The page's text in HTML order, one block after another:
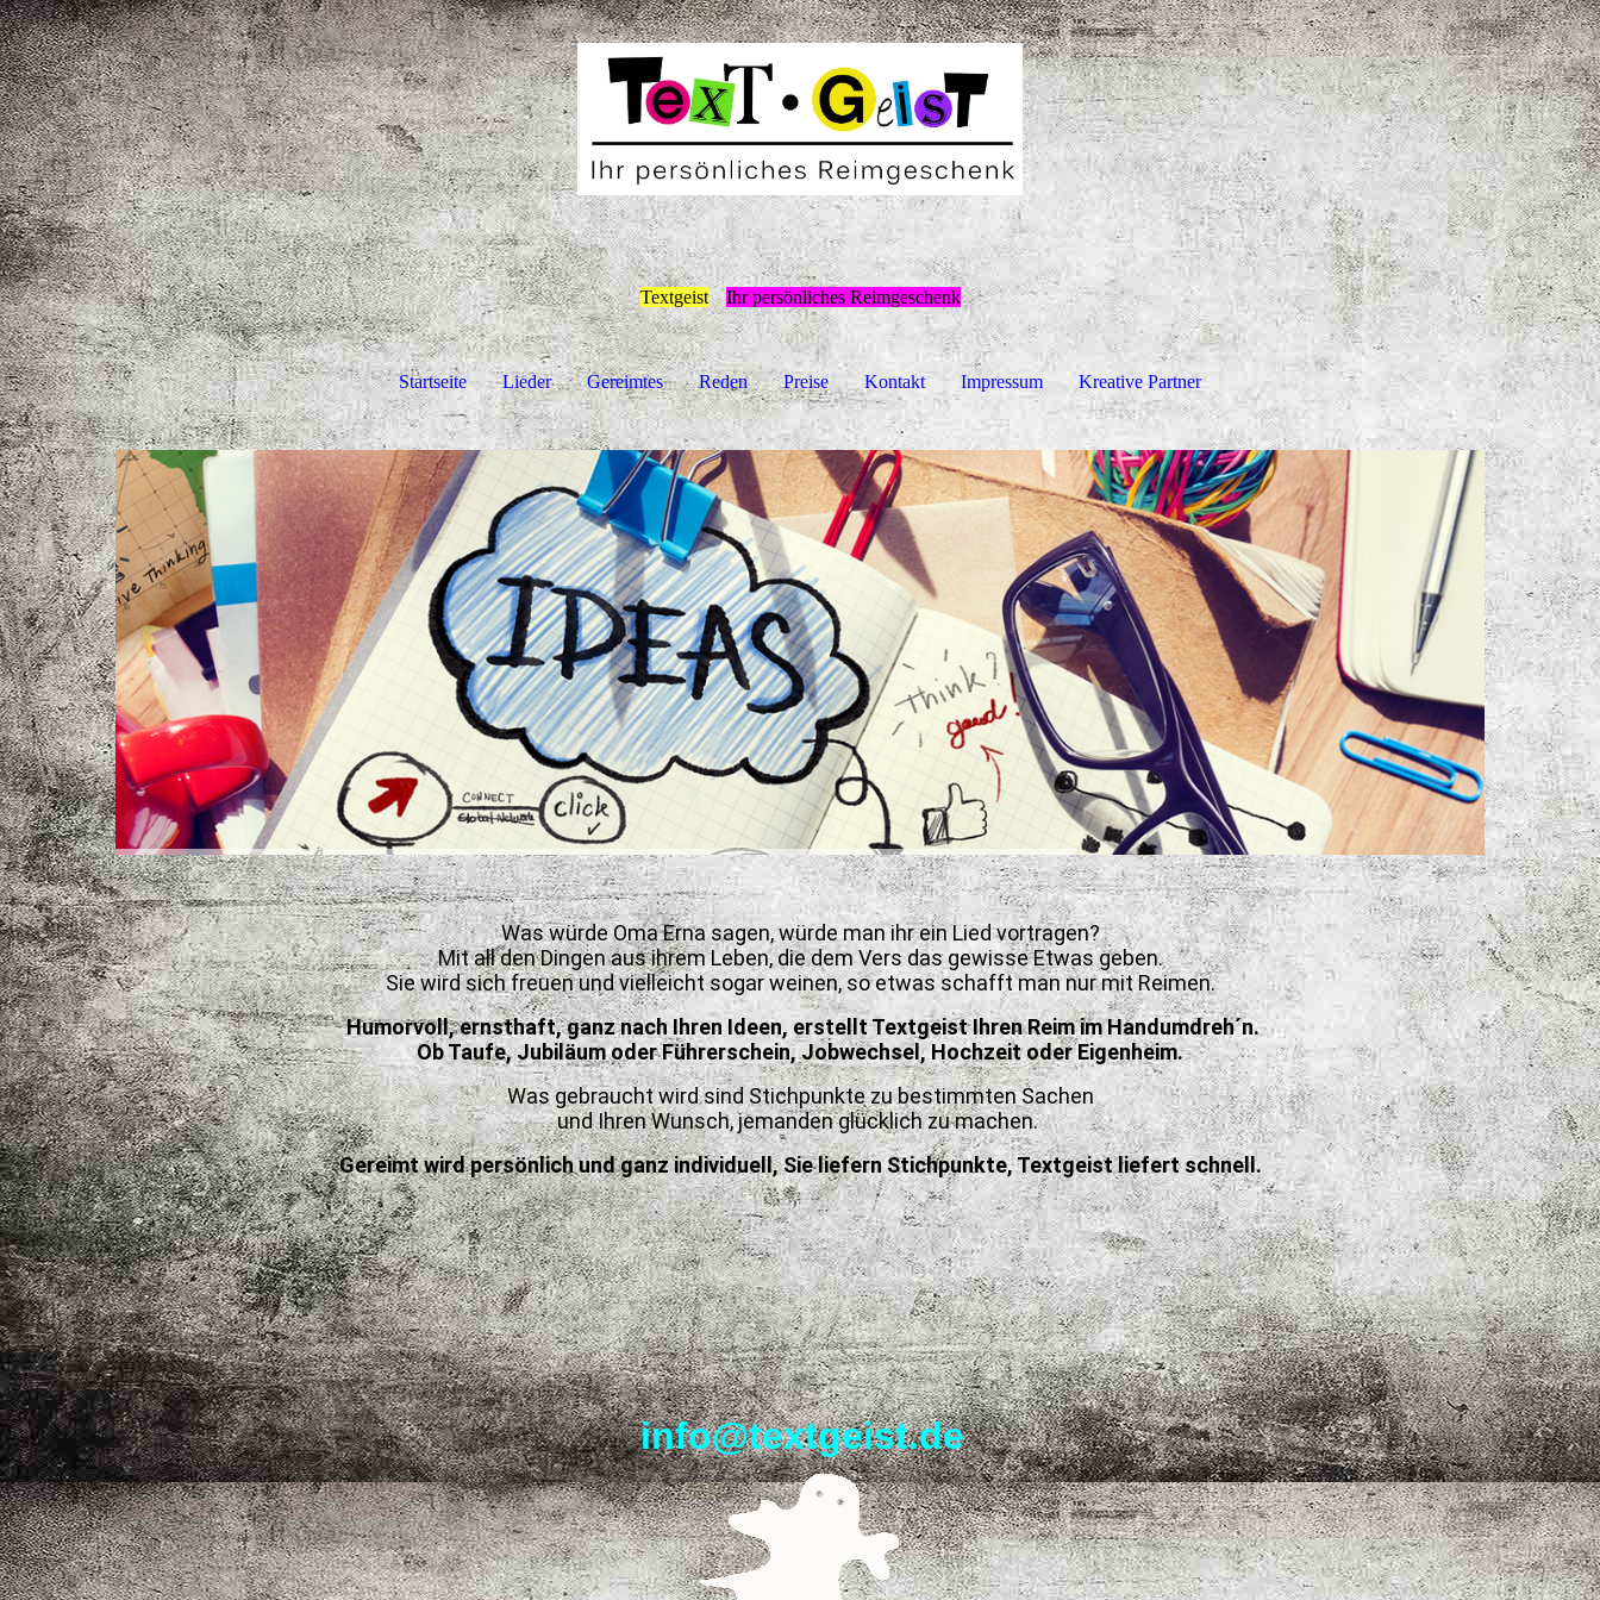
Textgeist Ihr persönliches Reimgeschenk
Startseite Lieder Gereimtes Reden Preise Kontakt Impressum Kreative Partner
Was würde Oma Erna sagen, würde man ihr ein Lied vortragen?
Mit all den Dingen aus ihrem Leben, die dem Vers das gewisse Etwas geben.
Sie wird sich freuen und vielleicht sogar weinen, so etwas schafft man nur mit Reimen.
Humorvoll, ernsthaft, ganz nach Ihren Ideen,erstellt Textgeist Ihren Reim im Handumdreh´n.
Ob Taufe, Jubiläum oder Führerschein, Jobwechsel, Hochzeit oder Eigenheim.
Was gebraucht wird sind Stichpunkte zu bestimmten Sachen
und Ihren Wunsch, jemanden glücklich zu machen.
Gereimt wird persönlich und ganz individuell, Sie liefern Stichpunkte, Textgeist liefert schnell.
info@textgeist.de